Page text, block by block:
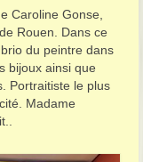
Caroline Gonse,
Rouen. Dans ce
du peintre dans
bijoux ainsi que
Portraitiste le plus
Madame